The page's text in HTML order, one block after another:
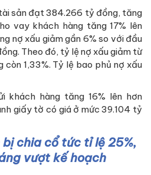
sản đạt 384.266 tỷ đồng, tăng
vay khách hàng tăng 17% lên
nợ xấu giảm gần 6% so với đầu
Theo đó, tỷ lệ nợ xấu giảm từ
còn 1,33%. Tỷ lệ bao phủ nợ xấu
khách hàng tăng 16% lên hơn
giấy tờ có giá ở mức 39.104 tỷ
chia cổ tức tỉ lệ 25%,
vượt kế hoạch